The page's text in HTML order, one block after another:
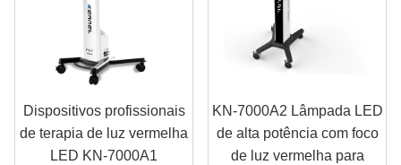
Dispositivos profissionais
de terapia de luz vermelha
LED KN-7000A1
KN-7000A2 Lâmpada LED
de alta potência com foco
de luz vermelha para